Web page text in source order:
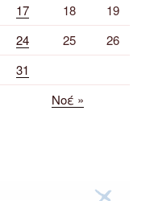
17 18
19
24 25
26
31
Νοέ »